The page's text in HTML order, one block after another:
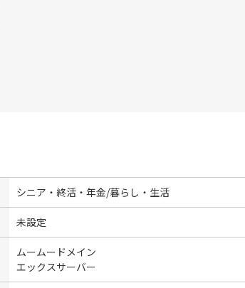
シニア・終活・年金/暮らし・生活
未設定
ムームードメイン
エックスサーバー